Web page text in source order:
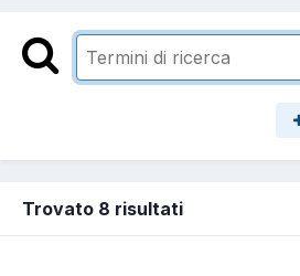
Trovato 8 risultati